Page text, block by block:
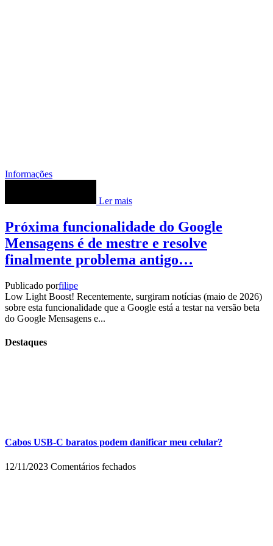
Informações
Ler mais
Próxima funcionalidade do Google
Mensagens é de mestre e resolve
finalmente problema antigo…
Publicado porfilipe
Low Light Boost! Recentemente, surgiram notícias (maio de 2026)
sobre esta funcionalidade que a Google está a testar na versão beta
do Google Mensagens e...
Destaques
Cabos USB-C baratos podem danificar meu celular?
12/11/2023 Comentários fechadosem